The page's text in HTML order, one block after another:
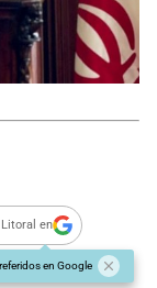
Litoral en
en Google